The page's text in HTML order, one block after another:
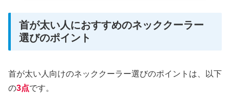
首が太い人におすすめのネッククーラー
選びのポイント
首が太い人向けのネッククーラー選びのポイントは、以下
の3点です。